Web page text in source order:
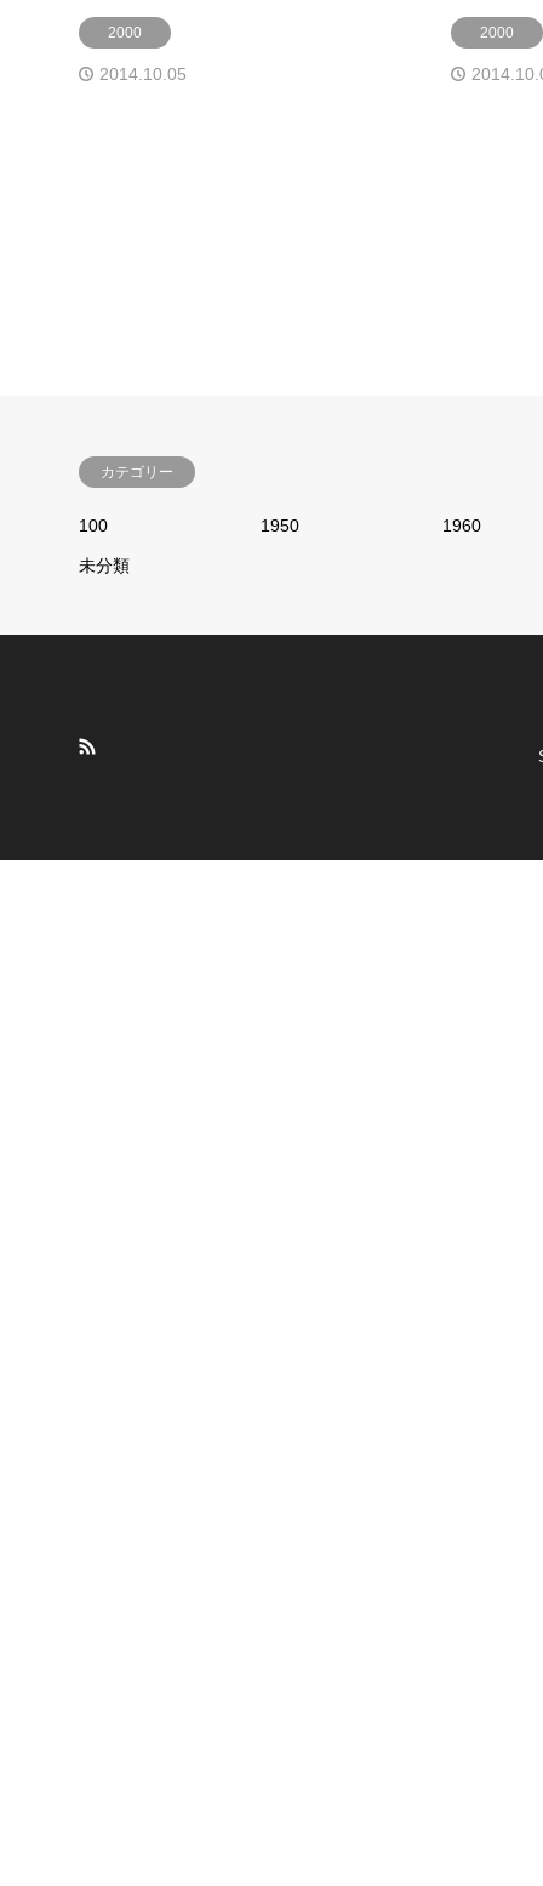
2000
2014.10.05
2000
カテゴリー
100 1950 1960
未分類